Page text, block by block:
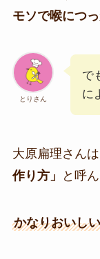
モソで喉につ
とりさん
で
に
大原扁理さん
作り方」
と呼
かなりおいし